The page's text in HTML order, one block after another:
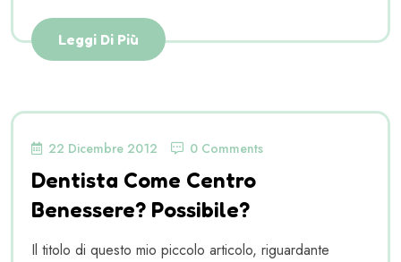
Leggi Di Più
22 Dicembre 2012 0 Comments
Dentista Come Centro
Benessere? Possibile?
Il titolo di questo mio piccolo articolo, riguardante